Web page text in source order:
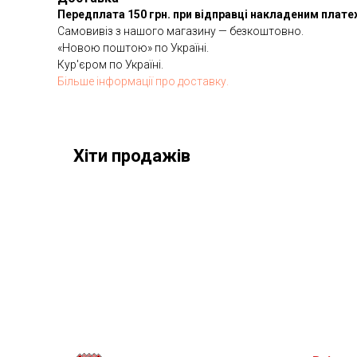
Передплата 150 грн. при відправці накладеним
Самовивіз з нашого магазину — безкоштовно.
«Новою поштою» по Україні.
Кур'єром по Україні.
Більше інформації про доставку.
Хіти продажів